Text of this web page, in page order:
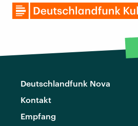
Deutschlandfunk Nova
Kontakt
Empfang